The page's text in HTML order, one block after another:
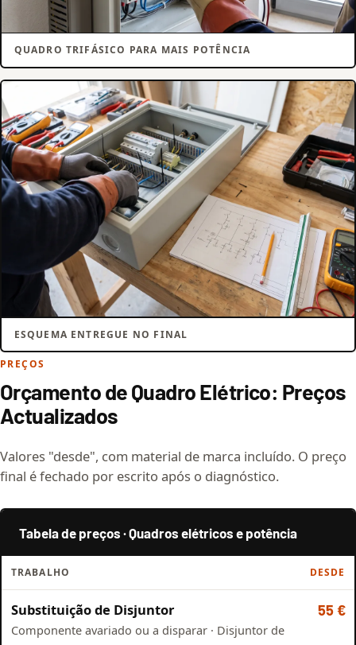
QUADRO TRIFÁSICO PARA MAIS POTÊNCIA
ESQUEMA ENTREGUE NO FINAL
PREÇOS
Orçamento de Quadro Elétrico: Preços
Actualizados
Valores "desde", com material de marca incluído. O preço
final é fechado por escrito após o diagnóstico.
Tabela de preços · Quadros elétricos e potência
TRABALHO DESDE
Substituição de Disjuntor
Componente avariado ou a disparar · Disjuntor de
55 €